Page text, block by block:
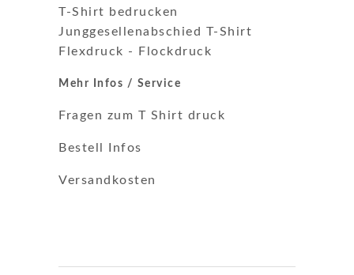
T-Shirt bedrucken
Junggesellenabschied T-Shirt
Flexdruck - Flockdruck
Mehr Infos / Service
Fragen zum T Shirt druck
Bestell Infos
Versandkosten